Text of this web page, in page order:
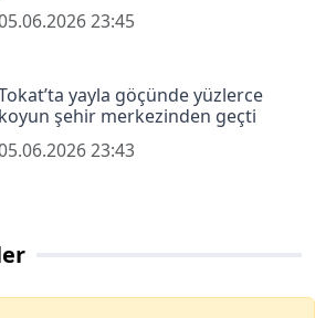
23:45
yayla göçünde yüzlerce
koyun şehir merkezinden geçti
23:43